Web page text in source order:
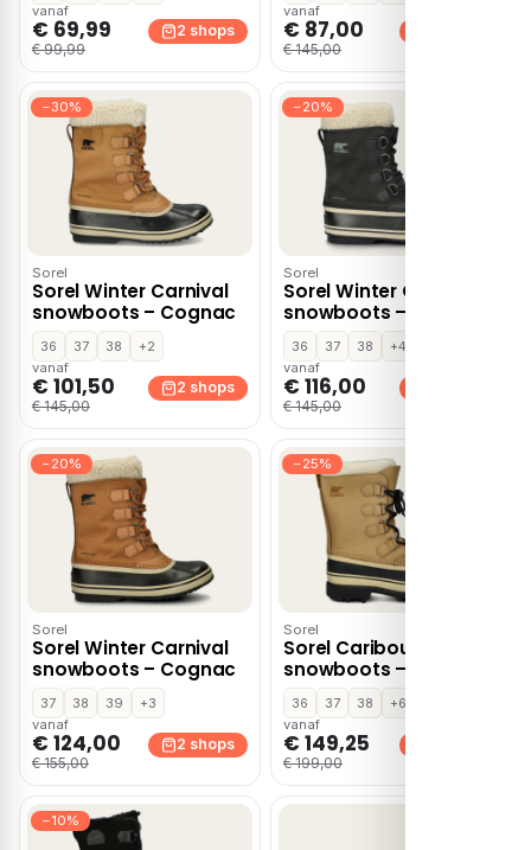
vanaf
€ 69,99
€ 99,99
2 shops
vanaf
€ 87,00
€ 145,00
−30%
Sorel
Sorel Winter Carnival
snowboots – Cognac
36 37 38
+2
vanaf
€ 101,50
€ 145,00
2 shops
−20%
Sorel
Sorel Winter Carnival
snowboots – Zwart
36 37 38
+4
vanaf
€ 116,00
€ 145,00
−20%
Sorel
Sorel Winter Carnival
snowboots – Cognac
37 38 39
+3
vanaf
€ 124,00
€ 155,00
2 shops
−25%
Sorel
Sorel Caribou
snowboots – Cognac
36 37 38
+6
vanaf
€ 149,25
€ 199,00
−10%